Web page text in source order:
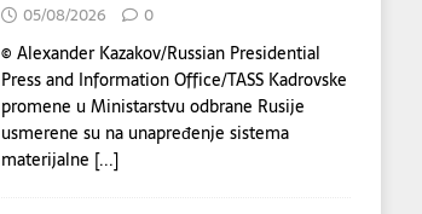
05/08/2026 0
© Alexander Kazakov/Russian Presidential
Press and Information Office/TASS Kadrovske
promene u Ministarstvu odbrane Rusije
usmerene su na unapređenje sistema
materijalne [...]